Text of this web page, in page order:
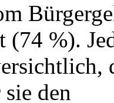
(74 %).
den